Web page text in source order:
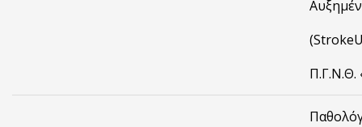
Π.Γ.Ν.Θ.